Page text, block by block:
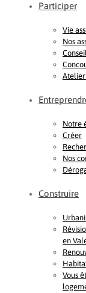
Participer
Vie
Nos
Notre
Créer
Nos
Construire
en
Vous